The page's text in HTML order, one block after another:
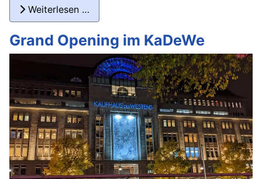
Weiterlesen …
Grand Opening im KaDeWe